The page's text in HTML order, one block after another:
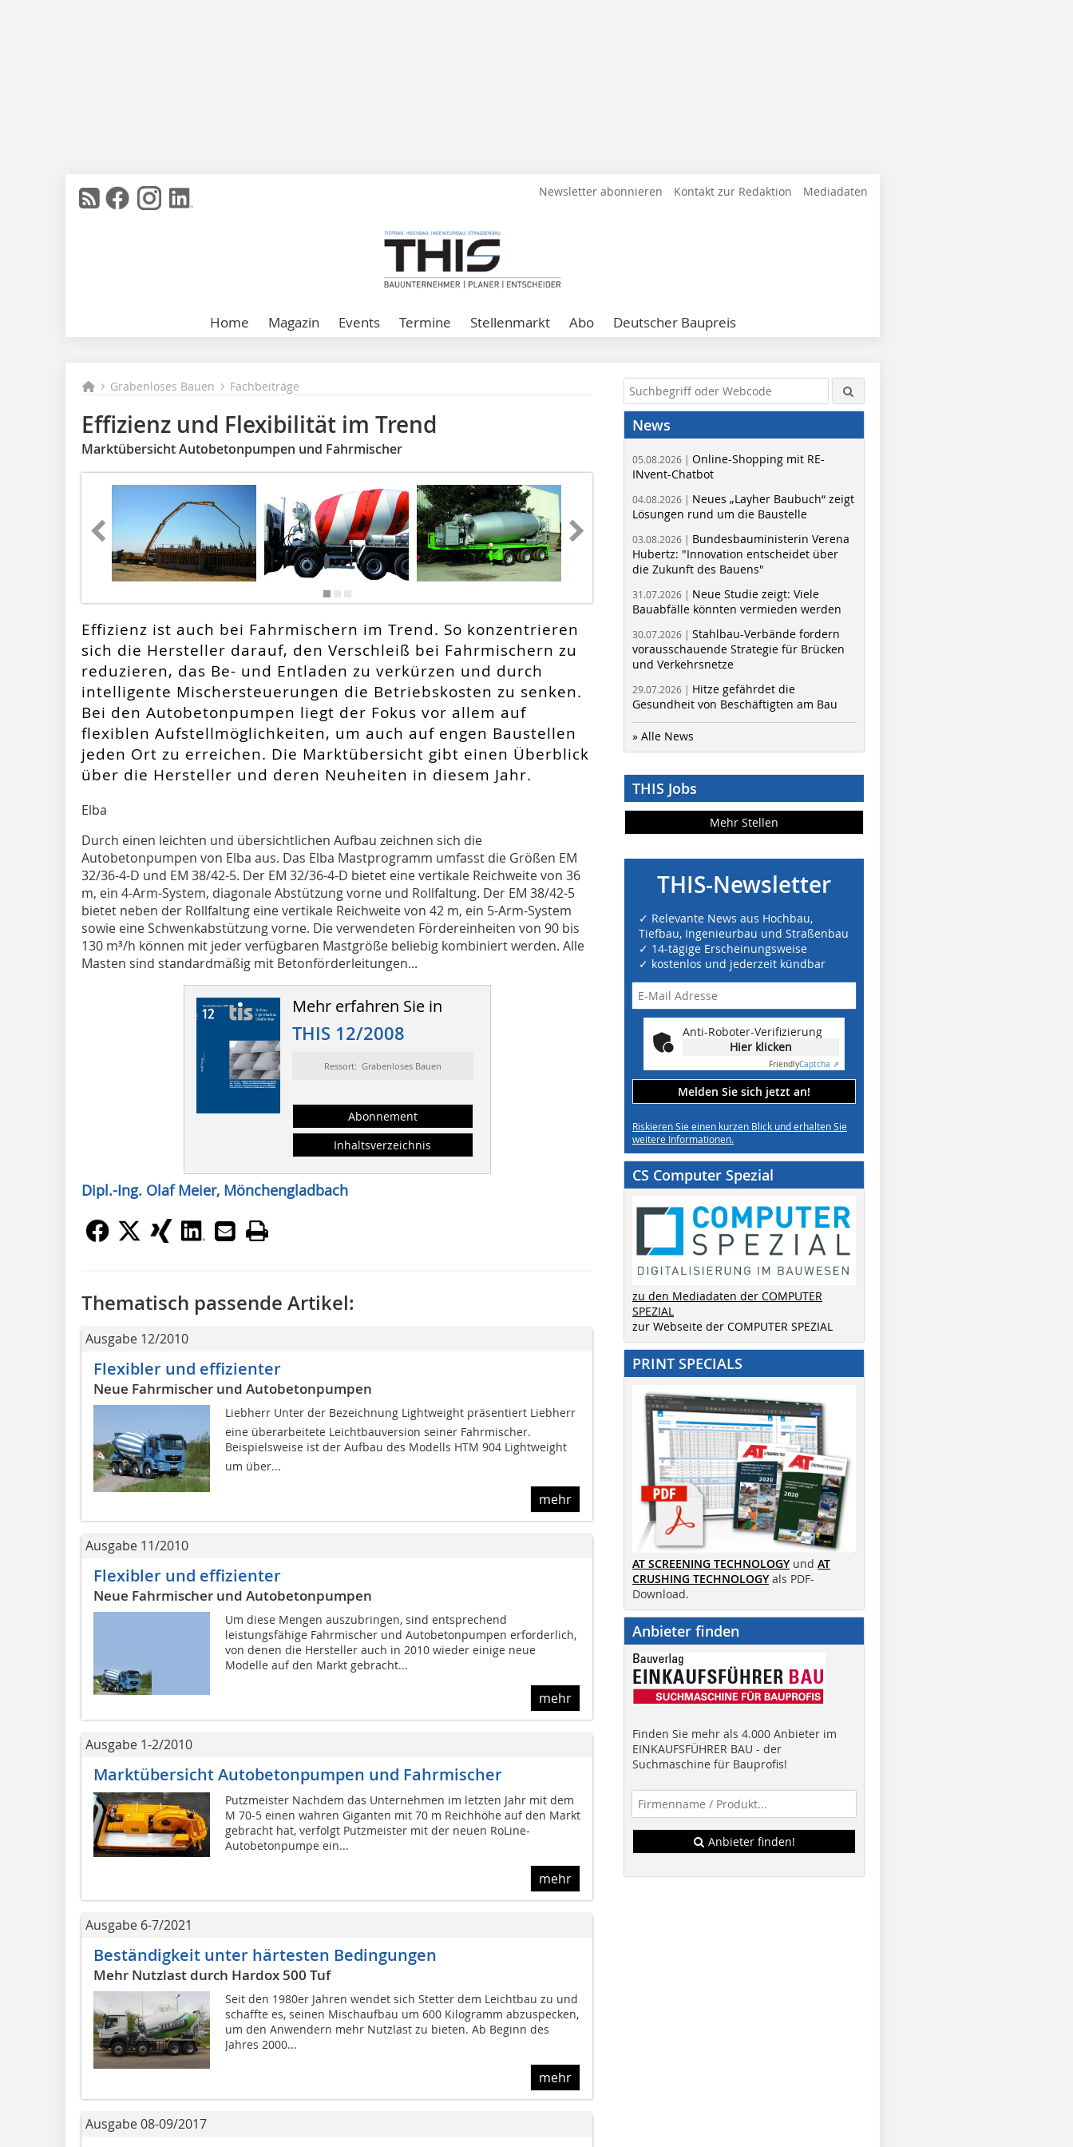
Newsletter abonnieren Kontakt zur Redaktion Mediadaten
Home Magazin Events Termine Stellenmarkt Abo Deutscher Baupreis
Grabenloses Bauen Fachbeiträge
Effizienz und Flexibilität im Trend
Marktübersicht Autobetonpumpen und Fahrmischer
Effizienz ist auch bei Fahrmischern im Trend. So konzentrieren
sich die Hersteller darauf, den Verschleiß bei Fahrmischern zu
reduzieren, das Be- und Entladen zu verkürzen und durch
intelligente Mischersteuerun­gen die Betriebskosten zu senken.
Bei den Autobetonpumpen liegt der Fokus vor allem auf
flexiblen Aufstellmöglichkeiten, um auch auf engen Baustellen
jeden Ort zu erreichen. Die Marktübersicht gibt einen Überblick
über die Hersteller und deren Neuheiten in diesem Jahr.
Elba
Durch einen leichten und übersichtlichen Aufbau zeichnen sich die
Autobetonpumpen von Elba aus. Das Elba Mastprogramm umfasst die Größen EM
32/36-4-D und EM 38/42-5. Der EM 32/36-4-D bietet eine vertikale Reichweite von 36
m, ein 4-Arm-System, diagonale Abstützung vorne und Rollfaltung. Der EM 38/42-5
bietet neben der Rollfaltung eine vertikale Reichweite von 42 m, ein 5-Arm-System
sowie eine Schwenkabstützung vorne. Die verwendeten Fördereinheiten von 90 bis
130 m³/h können mit jeder verfügbaren Mastgröße beliebig kombiniert werden. Alle
Masten sind standardmäßig mit Betonförderleitungen...
Mehr erfahren Sie in
THIS 12/2008
Ressort: Grabenloses Bauen
Abonnement
Inhaltsverzeichnis
Dipl.-Ing. Olaf Meier, Mönchengladbach
Thematisch passende Artikel:
Ausgabe 12/2010
Flexibler und effizienter
Neue Fahrmischer und Autobetonpumpen
Liebherr Unter der Bezeichnung Lightweight präsentiert Liebherr
eine überarbeitete Leichtbauversion seiner Fahrmischer.
Beispielsweise ist der Aufbau des Modells HTM 904 Lightweight
um über...
mehr
Ausgabe 11/2010
Flexibler und effizienter
Neue Fahrmischer und Autobetonpumpen
Um diese Mengen auszubringen, sind entsprechend
leistungsfähige Fahrmischer und Autobetonpumpen erforderlich,
von denen die Hersteller auch in 2010 wieder einige neue
Modelle auf den Markt gebracht...
mehr
Ausgabe 1-2/2010
Marktübersicht Autobetonpumpen und Fahrmischer
Putzmeister Nachdem das Unternehmen im letzten Jahr mit dem
M 70-5 einen wahren Giganten mit 70 m Reichhöhe auf den Markt
gebracht hat, verfolgt Putzmeister mit der neuen RoLine-
Autobetonpumpe ein...
mehr
Ausgabe 6-7/2021
Beständigkeit unter härtesten Bedingungen
Mehr Nutzlast durch Hardox 500 Tuf
Seit den 1980er Jahren wendet sich Stetter dem Leichtbau zu und
schaffte es, seinen Mischaufbau um 600 Kilogramm abzuspecken,
um den Anwendern mehr Nutzlast zu bieten. Ab Beginn des
Jahres 2000...
mehr
Ausgabe 08-09/2017
News
05.08.2026 | Online-Shopping mit RE-
INvent-Chatbot
04.08.2026 | Neues „Layher Baubuch“ zeigt
Lösungen rund um die Baustelle
03.08.2026 | Bundesbauministerin Verena
Hubertz: "Innovation entscheidet über
die Zukunft des Bauens"
31.07.2026 | Neue Studie zeigt: Viele
Bauabfälle könnten vermieden werden
30.07.2026 | Stahlbau-Verbände fordern
vorausschauende Strategie für Brücken
und Verkehrsnetze
29.07.2026 | Hitze gefährdet die
Gesundheit von Beschäftigten am Bau
» Alle News
THIS Jobs
Mehr Stellen
THIS-Newsletter
✓ Relevante News aus Hochbau,
Tiefbau, Ingenieurbau und Straßenbau
✓ 14-tägige Erscheinungsweise
✓ kostenlos und jederzeit kündbar
Anti-Roboter-Verifizierung
Hier klicken
FriendlyCaptcha ⇗
Melden Sie sich jetzt an!
Riskieren Sie einen kurzen Blick und erhalten Sie
weitere Informationen.
CS Computer Spezial
zu den Mediadaten der COMPUTER
SPEZIAL
zur Webseite der COMPUTER SPEZIAL
PRINT SPECIALS
AT SCREENING TECHNOLOGY und AT
CRUSHING TECHNOLOGY als PDF-
Download.
Anbieter finden
Finden Sie mehr als 4.000 Anbieter im
EINKAUFSFÜHRER BAU - der
Suchmaschine für Bauprofis!
Anbieter finden!